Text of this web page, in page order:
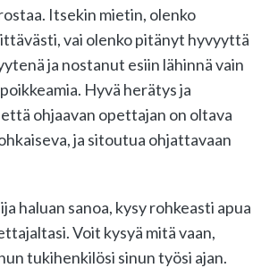
Itsekin mietin, olenko
vai olenko pitänyt hyvyyttä
ja nostanut esiin lähinnä vain
Hyvä herätys ja
ohjaavan opettajan on oltava
ja sitoutua ohjattavaan
haluan sanoa, kysy rohkeasti apua
Voit kysyä mitä vaan,
tukihenkilösi sinun työsi ajan.